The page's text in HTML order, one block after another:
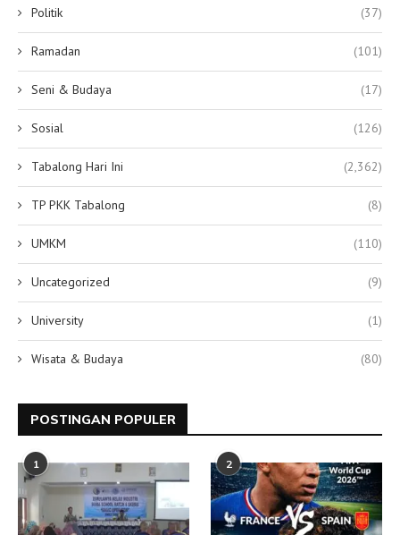
Politik (37)
Ramadan (101)
Seni & Budaya (17)
Sosial (126)
Tabalong Hari Ini (2,362)
TP PKK Tabalong (8)
UMKM (110)
Uncategorized (9)
University (1)
Wisata & Budaya (80)
POSTINGAN POPULER
1 2